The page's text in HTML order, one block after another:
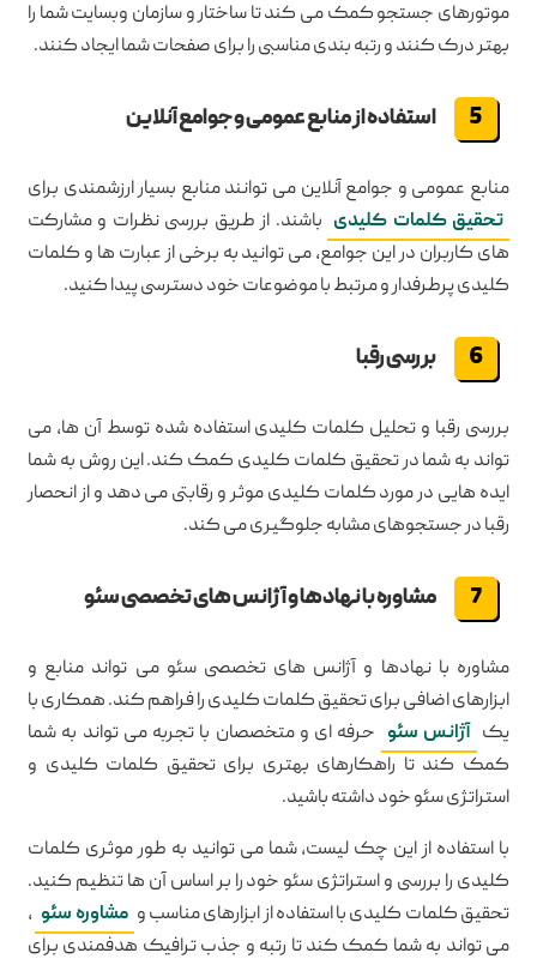
موتورهای جستجو کمک می کند تا ساختار و سازمان وبسایت شما را
بهتر درک کنند و رتبه بندی مناسبی را برای صفحات شما ایجاد کنند.
استفاده از منابع عمومی و جوامع آنلاین
منابع عمومی و جوامع آنلاین می توانند منابع بسیار ارزشمندی برای
تحقیق کلمات کلیدی باشند. از طریق بررسی نظرات و مشارکت
های کاربران در این جوامع، می توانید به برخی از عبارت ها و کلمات
کلیدی پرطرفدار و مرتبط با موضوعات خود دسترسی پیدا کنید.
بررسی رقبا
بررسی رقبا و تحلیل کلمات کلیدی استفاده شده توسط آن ها، می
تواند به شما در تحقیق کلمات کلیدی کمک کند. این روش به شما
ایده هایی در مورد کلمات کلیدی موثر و رقابتی می دهد و از انحصار
رقبا در جستجوهای مشابه جلوگیری می کند.
مشاوره با نهادها و آژانس های تخصصی سئو
مشاوره با نهادها و آژانس های تخصصی سئو می تواند منابع و
ابزارهای اضافی برای تحقیق کلمات کلیدی را فراهم کند. همکاری با
یک آژانس سئو حرفه ای و متخصصان با تجربه می تواند به شما
کمک کند تا راهکارهای بهتری برای تحقیق کلمات کلیدی و
استراتژی سئو خود داشته باشید.
با استفاده از این چک لیست، شما می توانید به طور موثری کلمات
کلیدی را بررسی و استراتژی سئو خود را بر اساس آن ها تنظیم کنید.
تحقیق کلمات کلیدی با استفاده از ابزارهای مناسب و مشاوره سئو ،
می تواند به شما کمک کند تا رتبه و جذب ترافیک هدفمندی برای